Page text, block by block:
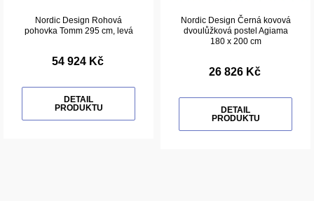
Nordic Design Rohová
pohovka Tomm 295 cm, levá
54 924 Kč
DETAIL
PRODUKTU
Nordic Design Černá kovová
dvoulůžková postel Agiama
180 x 200 cm
26 826 Kč
DETAIL
PRODUKTU